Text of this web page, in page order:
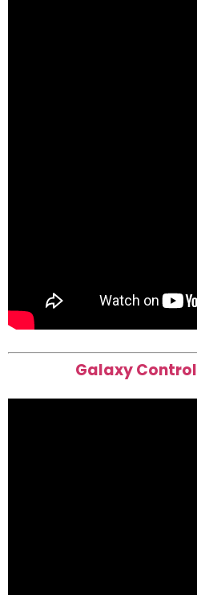
Galaxy Control